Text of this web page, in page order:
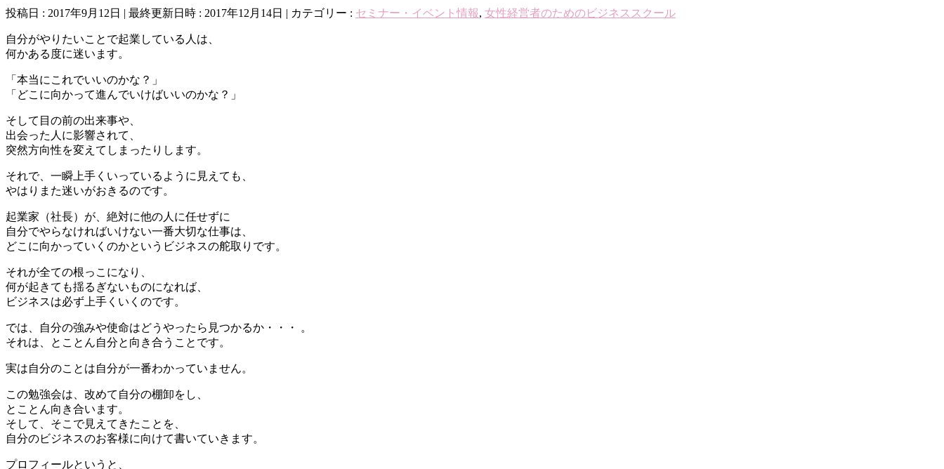
投稿日 : 2017年9月12日 最終更新日時 : 2017年12月14日 カテゴリー : セミナー・イベント情報, 女性経営者のためのビジネススクール
自分がやりたいことで起業している人は、
何かある度に迷います。
「本当にこれでいいのかな？」
「どこに向かって進んでいけばいいのかな？」
そして目の前の出来事や、
出会った人に影響されて、
突然方向性を変えてしまったりします。
それで、一瞬上手くいっているように見えても、
やはりまた迷いがおきるのです。
起業家（社長）が、絶対に他の人に任せずに
自分でやらなければいけない一番大切な仕事は、
どこに向かっていくのかというビジネスの舵取りです。
それが全ての根っこになり、
何が起きても揺るぎないものになれば、
ビジネスは必ず上手くいくのです。
では、自分の強みや使命はどうやったら見つかるか・・・ 。
それは、とことん自分と向き合うことです。
実は自分のことは自分が一番わかっていません。
この勉強会は、改めて自分の棚卸をし、
とことん向き合います。
そして、そこで見えてきたことを、
自分のビジネスのお客様に向けて書いていきます。
プロフィールというと、